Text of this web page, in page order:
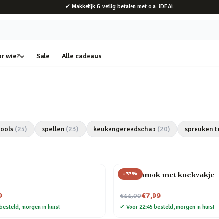
✔ Makkelijk & veilig betalen met o.a. iDEAL
wie? Sale Alle cadeaus
(25) spellen (23) keukengereedschap (20) spreuken
morgen in huis!
-33%
Dierenmok met koekvakje
€11,99
Nu voor€7,99
✔ Voor 22:45 besteld, morgen in huis!